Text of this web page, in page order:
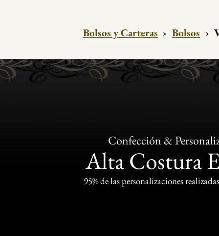
Bolsos y Carteras › Bolsos ›
Confección &
Alta Costura
95% de las personalizaciones